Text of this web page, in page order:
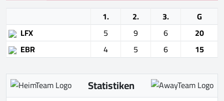
1. 2. 3.
G
LFX
5 9 6
20
EBR
4 5 6 15
Statistiken